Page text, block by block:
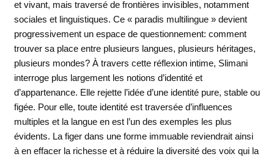
et vivant, mais traversé de frontières invisibles, notamment
sociales et linguistiques. Ce « paradis multilingue » devient
progressivement un espace de questionnement: comment
trouver sa place entre plusieurs langues, plusieurs héritages,
plusieurs mondes? À travers cette réflexion intime, Slimani
interroge plus largement les notions d’identité et
d’appartenance. Elle rejette l’idée d’une identité pure, stable ou
figée. Pour elle, toute identité est traversée d’influences
multiples et la langue en est l’un des exemples les plus
évidents. La figer dans une forme immuable reviendrait ainsi
à en effacer la richesse et à réduire la diversité des voix qui la